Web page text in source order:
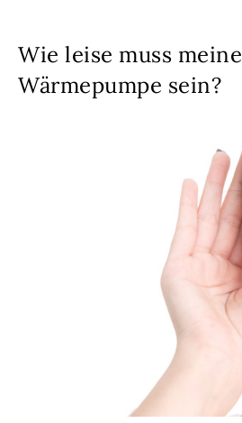
Wie leise muss meine
Wärmepumpe sein?